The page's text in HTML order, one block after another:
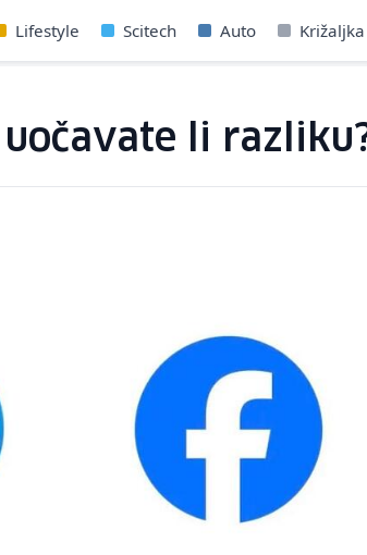
Lifestyle Scitech Auto Križaljka
li